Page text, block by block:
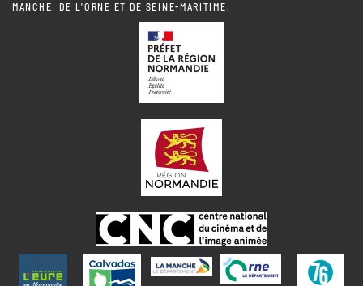
MANCHE, DE L'ORNE ET DE SEINE-MARITIME.